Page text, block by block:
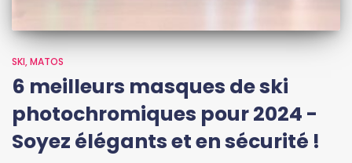
SKI MATOS
6 meilleurs masques de ski
photochromiques pour 2024 -
Soyez élégants et en sécurité !